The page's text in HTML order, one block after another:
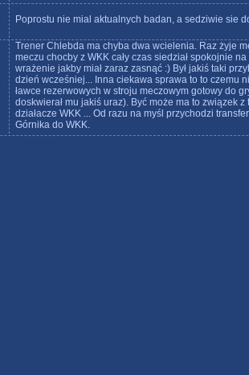
Poprostu nie mial aktualnych badan, a sedziwie sie
Trener Chlebda ma chyba dwa wcielenia. Raz żyje
meczu chocby z WKK cały czas siedział spokojnie
wrażenie jakby miał zaraz zasnąć :) Był jakiś taki
dzień wcześniej... Inna ciekawa sprawa to to czemu
ławce rezerwowych w stroju meczowym gotowy do
doskwierał mu jakiś uraz). Być może ma to związek
działacze WKK ... Od razu na myśl przychodzi
Górnika do WKK.